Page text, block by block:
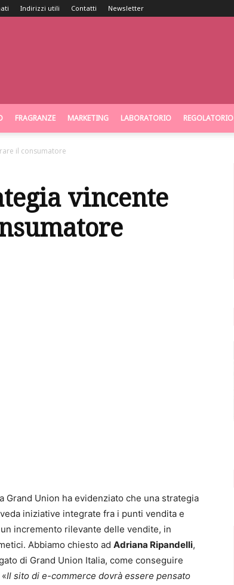
Indirizzi utili Contatti Newsletter
FRAGRANZE MARKETING LABORATORIO REGOLATORIO
il consumatore
vincente
Grand Union ha evidenziato che una strategia
iniziative integrate fra i punti vendita e
incremento rilevante delle vendite, in
Abbiamo chiesto ad Adriana Ripandelli,
di Grand Union Italia, come conseguire
Il sito di e-commerce dovrà essere pensato